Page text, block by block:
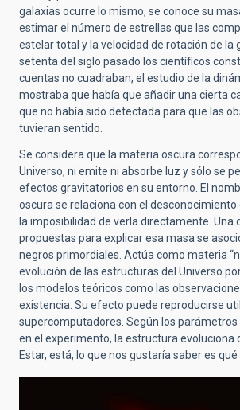
galaxias ocurre lo mismo, se conoce su
estimar el número de estrellas que las
estelar total y la velocidad de rotación de la
setenta del siglo pasado los científicos
cuentas no cuadraban, el estudio de la
mostraba que había que añadir una cierta
que no había sido detectada para que las
tuvieran sentido.
Se considera que la materia oscura
Universo, ni emite ni absorbe luz y sólo se
efectos gravitatorios en su entorno. El
oscura se relaciona con el
la imposibilidad de verla directamente. Una
propuestas para explicar esa masa se
negros primordiales. Actúa como materia
evolución de las estructuras del Universo
los modelos teóricos como las
existencia. Su efecto puede reproducirse
supercomputadores. Según los
en el experimento, la estructura evoluciona
Estar, está, lo que nos gustaría saber es qué